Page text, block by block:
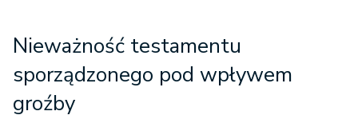
Nieważność testamentu
sporządzonego pod wpływem
groźby